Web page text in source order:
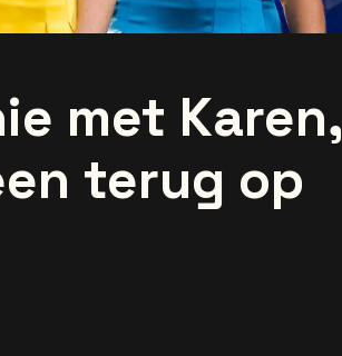
met Karen,
terug op